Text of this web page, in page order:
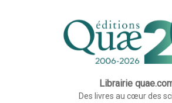
Librairie
Des livres au cœur des